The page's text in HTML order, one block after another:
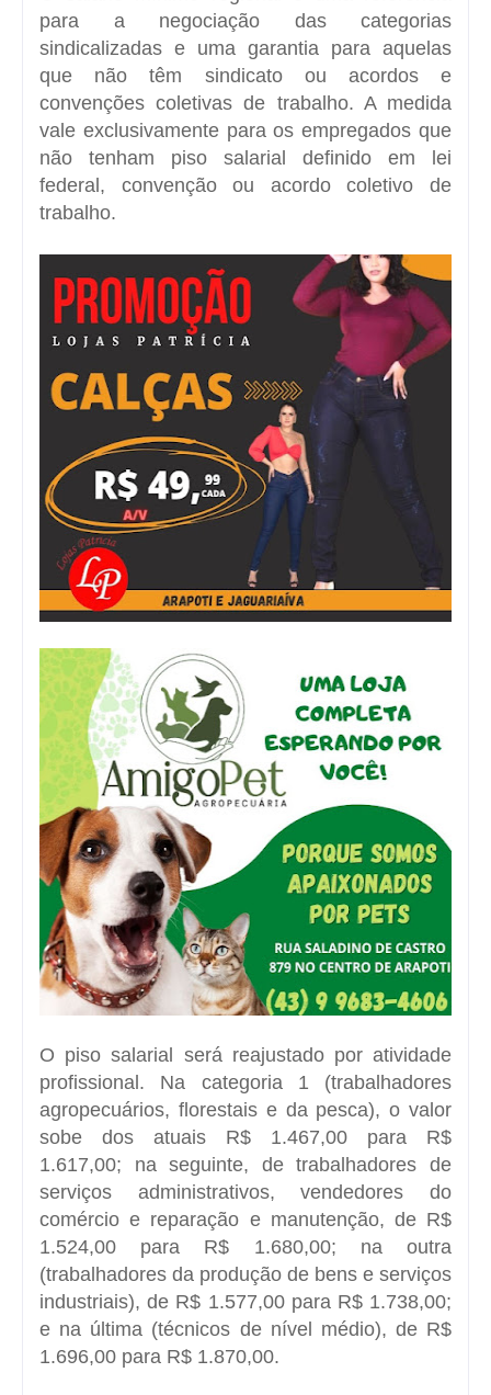
para a negociação das categorias
sindicalizadas e uma garantia para aquelas
que não têm sindicato ou acordos e
convenções coletivas de trabalho. A medida
vale exclusivamente para os empregados que
não tenham piso salarial definido em lei
federal, convenção ou acordo coletivo de
trabalho.
O piso salarial será reajustado por atividade
profissional. Na categoria 1 (trabalhadores
agropecuários, florestais e da pesca), o valor
sobe dos atuais R$ 1.467,00 para R$
1.617,00; na seguinte, de trabalhadores de
serviços administrativos, vendedores do
comércio e reparação e manutenção, de R$
1.524,00 para R$ 1.680,00; na outra
(trabalhadores da produção de bens e serviços
industriais), de R$ 1.577,00 para R$ 1.738,00;
e na última (técnicos de nível médio), de R$
1.696,00 para R$ 1.870,00.